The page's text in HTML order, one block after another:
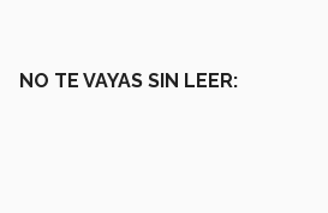
NO TE VAYAS SIN LEER: